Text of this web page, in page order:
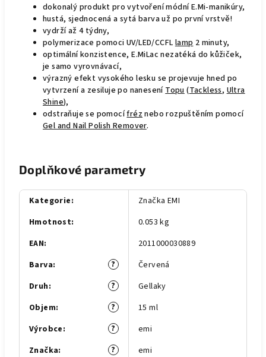
dokonalý produkt pro vytvoření módní E.Mi-manikúry,
hustá, sjednocená a sytá barva už po první vrstvě!
vydrží až 4 týdny,
polymerizace pomoci UV/LED/CCFLlamp2 minuty,
optimální konzistence, E.MiLac nezatéká do kůžiček,
je samo vyrovnávací,
výrazný efekt vysokého lesku se projevuje hned po
vytvrzení a zesiluje po naneseníTopu(Tackless,Ultra
Shine),
odstraňuje se pomocífréznebo rozpuštěním pomocí
Gel and Nail Polish Remover.
Doplňkové parametry
Kategorie:
Značka EMI
Hmotnost:
0.053 kg
EAN:
2011000030889
?
Barva:
Červená
?
Druh:
Gellaky
?
Objem:
15 ml
?
Výrobce:
emi
?
Značka: emi